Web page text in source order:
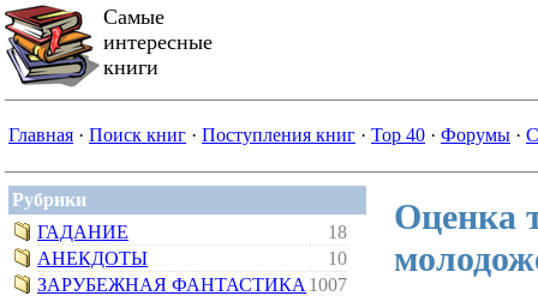
Самые
интересные
книги
Главная · Поиск книг · Поступления книг · Top 40 · Форумы ·
Рубрики
ГАДАНИЕ
18
АНЕКДОТЫ
10
ЗАРУБЕЖНАЯ ФАНТАСТИКА 1007
Оценка